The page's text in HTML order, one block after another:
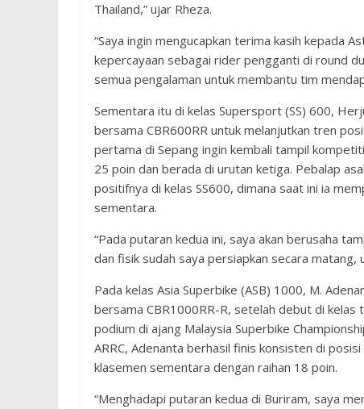
Thailand,” ujar Rheza.
“Saya ingin mengucapkan terima kasih kepada
kepercayaan sebagai rider pengganti di round
semua pengalaman untuk membantu tim
Sementara itu di kelas Supersport (SS) 600,
bersama CBR600RR untuk melanjutkan tren
pertama di Sepang ingin kembali tampil
25 poin dan berada di urutan ketiga. Pebalap
positifnya di kelas SS600, dimana saat ini ia
sementara.
“Pada putaran kedua ini, saya akan berusaha
dan fisik sudah saya persiapkan secara matang,
Pada kelas Asia Superbike (ASB) 1000, M.
bersama CBR1000RR-R, setelah debut di
podium di ajang Malaysia Superbike
ARRC, Adenanta berhasil finis konsisten di
klasemen sementara dengan raihan 18 poin.
“Menghadapi putaran kedua di Buriram, saya